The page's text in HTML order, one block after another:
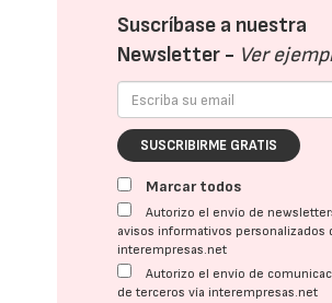
Suscríbase a nuestra
Newsletter - Ver
SUSCRIBIRME GRATIS
Marcar todos
Autorizo el envío de
avisos informativos personalizados
interempresas.net
Autorizo el envío de
de terceros vía interempresas.net